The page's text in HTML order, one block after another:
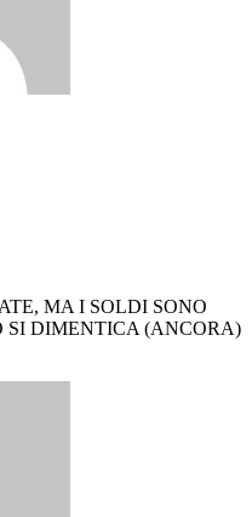
MA I SOLDI SONO
SI DIMENTICA (ANCORA)